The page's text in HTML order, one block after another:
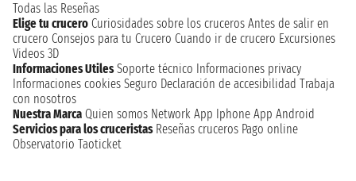
Todas las Reseñas
Elige tu crucero Curiosidades sobre los cruceros Antes de salir en
crucero Consejos para tu Crucero Cuando ir de crucero Excursiones
Videos 3D
Informaciones Utiles Soporte técnico Informaciones privacy
Informaciones cookies Seguro Declaración de accesibilidad Trabaja
con nosotros
Nuestra Marca Quien somos Network App Iphone App Android
Servicios para los cruceristas Reseñas cruceros Pago online
Observatorio Taoticket